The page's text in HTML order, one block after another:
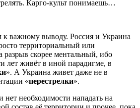
Карго-культ понимаешь…
важному выводу. Россия и Украина
территориальный или
разрыв скорее ментальный, ибо
лет живёт в иной парадигме, в
». А Украина живет даже не в
«перестрелки».
нет необходимости нападать на